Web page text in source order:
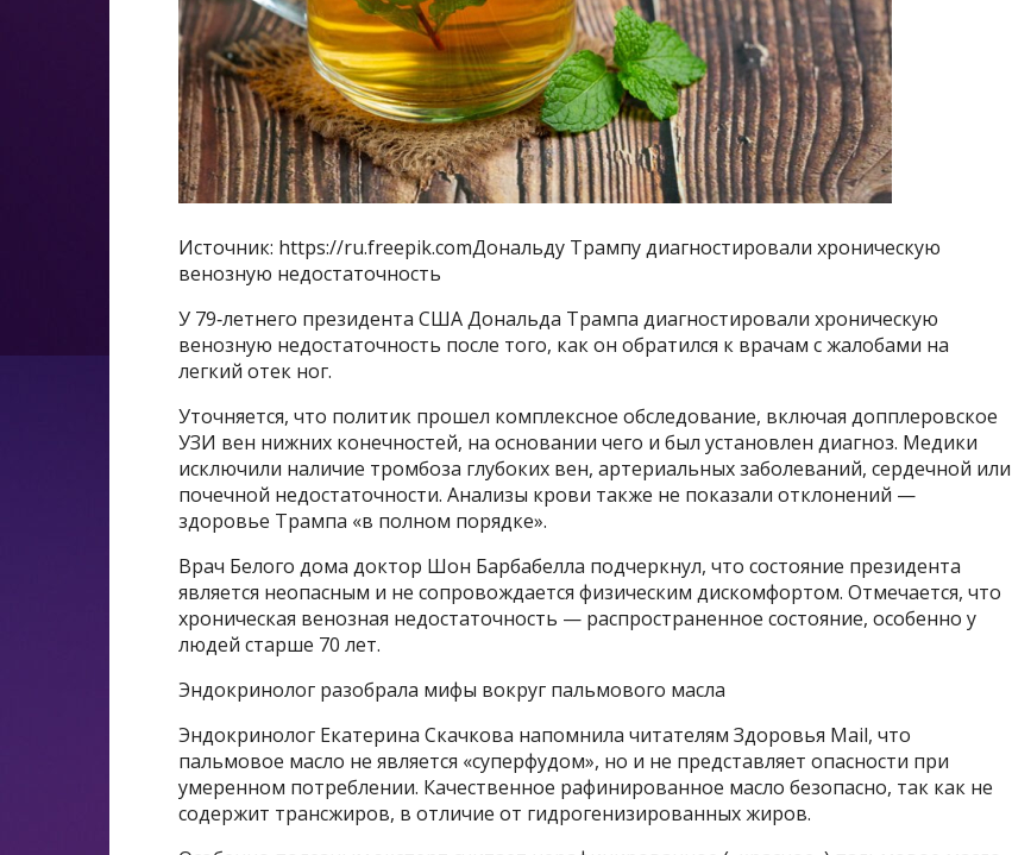
Источник: https://ru.freepik.comДональду Трампу диагностировали хроническую
венозную недостаточность
У 79‑летнего президента США Дональда Трампа диагностировали хроническую
венозную недостаточность после того, как он обратился к врачам с жалобами на
легкий отек ног.
Уточняется, что политик прошел комплексное обследование, включая допплеровское
УЗИ вен нижних конечностей, на основании чего и был установлен диагноз. Медики
исключили наличие тромбоза глубоких вен, артериальных заболеваний, сердечной или
почечной недостаточности. Анализы крови также не показали отклонений —
здоровье Трампа «в полном порядке».
Врач Белого дома доктор Шон Барбабелла подчеркнул, что состояние президента
является неопасным и не сопровождается физическим дискомфортом. Отмечается, что
хроническая венозная недостаточность — распространенное состояние, особенно у
людей старше 70 лет.
Эндокринолог разобрала мифы вокруг пальмового масла
Эндокринолог Екатерина Скачкова напомнила читателям Здоровья Mail, что
пальмовое масло не является «суперфудом», но и не представляет опасности при
умеренном потреблении. Качественное рафинированное масло безопасно, так как не
содержит трансжиров, в отличие от гидрогенизированных жиров.